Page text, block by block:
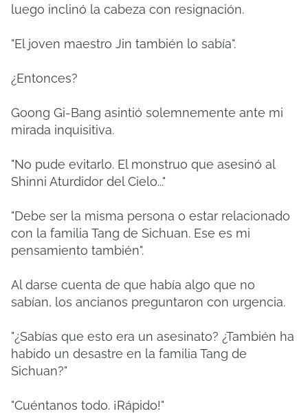
luego inclinó la cabeza con resignación.
"El joven maestro Jin también lo sabía".
¿Entonces?
Goong Gi-Bang asintió solemnemente ante mi
mirada inquisitiva.
"No pude evitarlo. El monstruo que asesinó al
Shinni Aturdidor del Cielo..."
"Debe ser la misma persona o estar relacionado
con la familia Tang de Sichuan. Ese es mi
pensamiento también".
Al darse cuenta de que había algo que no
sabían, los ancianos preguntaron con urgencia.
"¿Sabías que esto era un asesinato? ¿También ha
habido un desastre en la familia Tang de
Sichuan?"
"Cuéntanos todo. ¡Rápido!"